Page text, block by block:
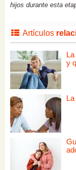
hijos durante esta
Artículos
y